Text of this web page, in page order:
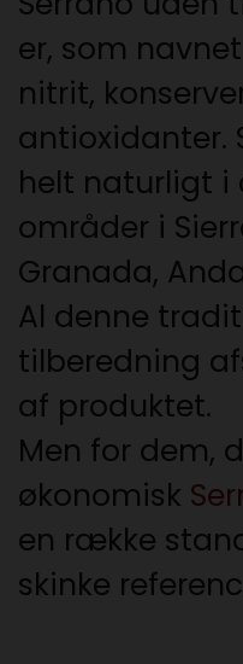
er, som
nitrit,
antioxidanter.
helt naturligt i
områder i
Granada,
Al denne
tilberedning
af produktet.
Men for dem,
økonomisk
en række
skinke